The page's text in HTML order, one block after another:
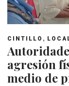
CINTILLO ,
agresión
medio de